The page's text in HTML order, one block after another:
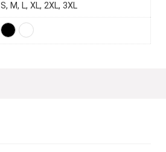
S, M, L, XL, 2XL, 3XL